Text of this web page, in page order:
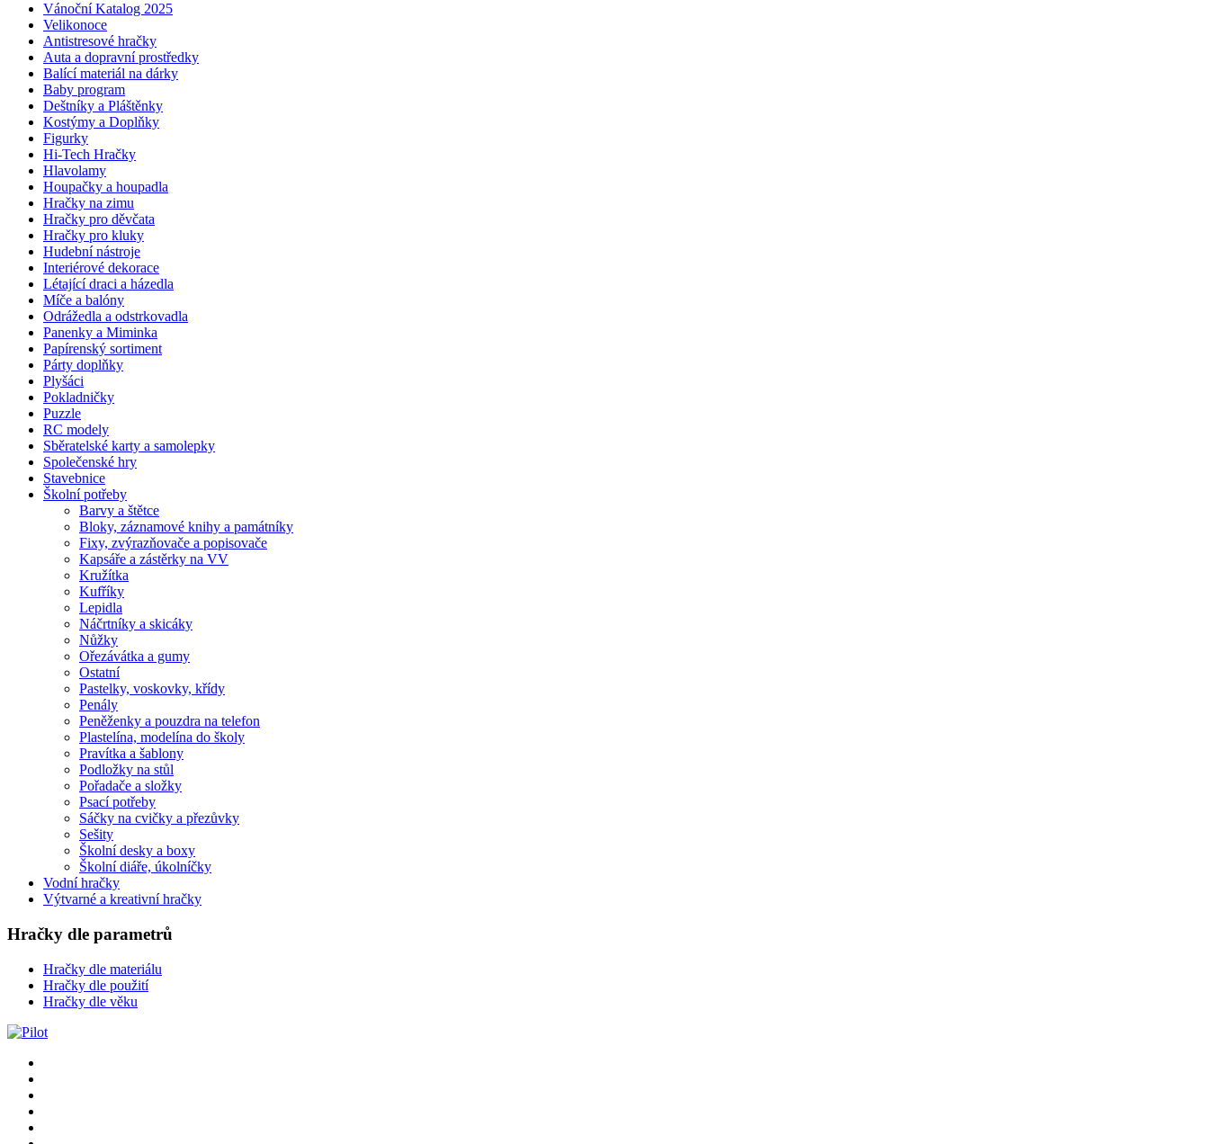
Vánoční Katalog 2025
Velikonoce
Antistresové hračky
Auta a dopravní prostředky
Balící materiál na dárky
Baby program
Deštníky a Pláštěnky
Kostýmy a Doplňky
Figurky
Hi-Tech Hračky
Hlavolamy
Houpačky a houpadla
Hračky na zimu
Hračky pro děvčata
Hračky pro kluky
Hudební nástroje
Interiérové dekorace
Létající draci a házedla
Míče a balóny
Odrážedla a odstrkovadla
Panenky a Miminka
Papírenský sortiment
Párty doplňky
Plyšáci
Pokladničky
Puzzle
RC modely
Sběratelské karty a samolepky
Společenské hry
Stavebnice
Školní potřeby
Barvy a štětce
Bloky, záznamové knihy a památníky
Fixy, zvýrazňovače a popisovače
Kapsáře a zástěrky na VV
Kružítka
Kufříky
Lepidla
Náčrtníky a skicáky
Nůžky
Ořezávátka a gumy
Ostatní
Pastelky, voskovky, křídy
Penály
Peněženky a pouzdra na telefon
Plastelína, modelína do školy
Pravítka a šablony
Podložky na stůl
Pořadače a složky
Psací potřeby
Sáčky na cvičky a přezůvky
Sešity
Školní desky a boxy
Školní diáře, úkolníčky
Vodní hračky
Výtvarné a kreativní hračky
Hračky dle parametrů
Hračky dle materiálu
Hračky dle použití
Hračky dle věku